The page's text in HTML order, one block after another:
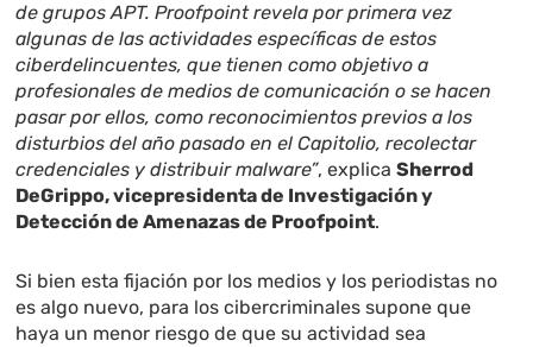
de grupos APT. Proofpoint revela por primera vez
algunas de las actividades específicas de estos
ciberdelincuentes, que tienen como objetivo a
profesionales de medios de comunicación o se hacen
pasar por ellos, como reconocimientos previos a los
disturbios del año pasado en el Capitolio, recolectar
credenciales y distribuir malware”, explicaSherrod
DeGrippo, vicepresidenta de Investigación y
Detección de Amenazas de Proofpoint.
Si bien esta fijación por los medios y los periodistas no
es algo nuevo, para los cibercriminales supone que
haya un menor riesgo de que su actividad sea